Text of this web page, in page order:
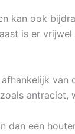
kan ook
is er
een